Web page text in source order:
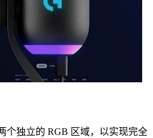
个独立的 RGB 区域，以实现完全